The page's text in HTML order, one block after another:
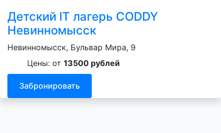
Детский IT лагерь CODDY
Невинномысск
Невинномысск, Бульвар Мира, 9
Цены: от 13500 рублей
Забронировать